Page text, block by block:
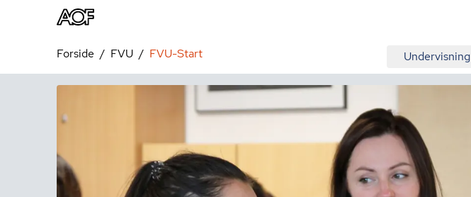
Undervisning
Forside FVU FVU-Start